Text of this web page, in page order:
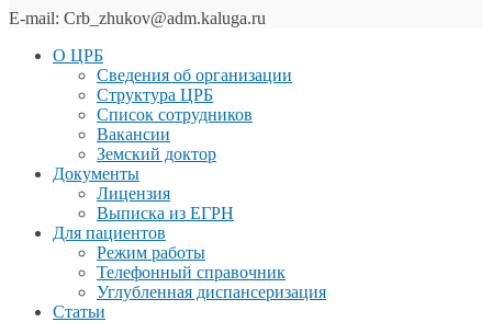
E-mail: Crb_zhukov@adm.kaluga.ru
О ЦРБ
Сведения об организации
Структура ЦРБ
Список сотрудников
Вакансии
Земский доктор
Документы
Лицензия
Выписка из ЕГРН
Для пациентов
Режим работы
Телефонный справочник
Углубленная диспансеризация
Статьи